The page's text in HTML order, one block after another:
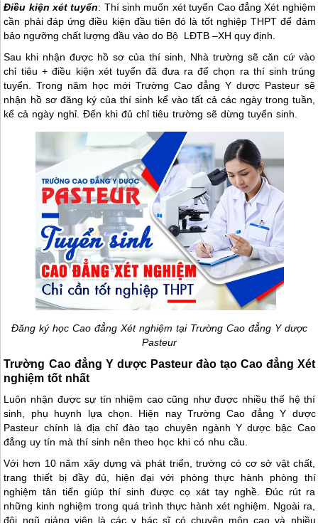
Điều kiện xét tuyển: Thí sinh muốn xét tuyển Cao đẳng Xét nghiệm
cần phải đáp ứng điều kiện đầu tiên đó là tốt nghiệp THPT để đảm
bảo ngưỡng chất lượng đầu vào do Bộ LĐTB –XH quy định.
Sau khi nhận được hồ sơ của thí sinh, Nhà trường sẽ căn cứ vào
chỉ tiêu + điều kiện xét tuyển đã đưa ra để chọn ra thí sinh trúng
tuyển. Trong năm học mới Trường Cao đẳng Y dược Pasteur sẽ
nhận hồ sơ đăng ký của thí sinh kể vào tất cả các ngày trong tuần,
kể cả ngày nghỉ. Đến khi đủ chỉ tiêu trường sẽ dừng tuyển sinh.
Đăng ký học Cao đẳng Xét nghiệm tại Trường Cao đẳng Y dược
Pasteur
Trường Cao đẳng Y dược Pasteur đào tạo Cao đẳng Xét
nghiệm tốt nhất
Luôn nhận được sự tín nhiệm cao cũng như được nhiều thế hệ thí
sinh, phụ huynh lựa chọn. Hiện nay Trường Cao đẳng Y dược
Pasteur chính là địa chỉ đào tạo chuyên ngành Y dược bậc Cao
đẳng uy tín mà thí sinh nên theo học khi có nhu cầu.
Với hơn 10 năm xây dựng và phát triển, trường có cơ sở vật chất,
trang thiết bị đầy đủ, hiện đại với phòng thực hành phòng thí
nghiệm tân tiến giúp thí sinh được cọ xát tay nghề. Đúc rút ra
những kinh nghiệm trong quá trình thực hành xét nghiệm. Ngoài ra,
đội ngũ giảng viên là các y bác sĩ có chuyên môn cao và nhiều